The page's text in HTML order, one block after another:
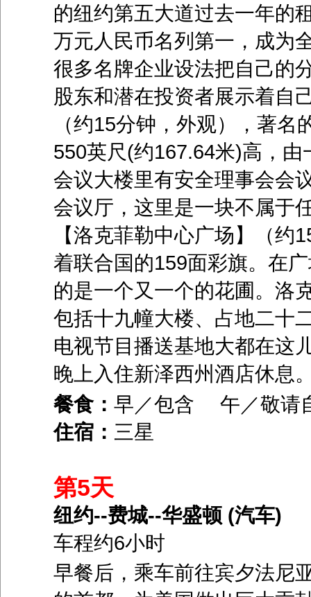
的纽约第五大道过去一年的
万元人民币名列第一，成为
很多名牌企业设法把自己的
股东和潜在投资者展示着自
（约15分钟，外观），著
550英尺(约167.64米)高，
会议大楼里有安全理事会会
会议厅，这里是一块不属于
【洛克菲勒中心广场】（
着联合国的159面彩旗。在
的是一个又一个的花圃。洛
包括十九幢大楼、占地二十
电视节目播送基地大都在这
晚上入住新泽西州酒店休息
餐食： 早／包含 午／敬
住宿： 三星
第5天
纽约--费城--华盛顿 (汽车)
车程约6小时
早餐后，乘车前往宾夕法尼